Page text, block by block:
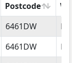
Postcode
Postcode
6461DW
6461DW